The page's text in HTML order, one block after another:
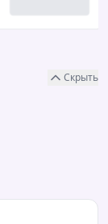
Скрыть